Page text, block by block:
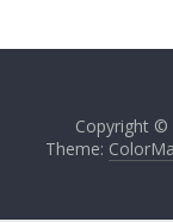
Copyright ©
Theme: